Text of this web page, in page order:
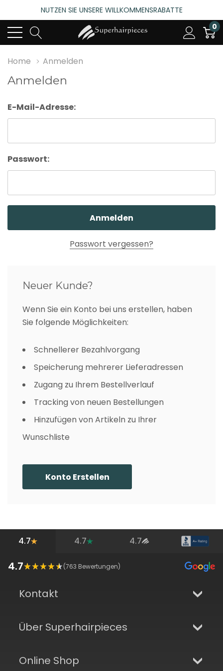
NUTZEN SIE UNSERE WILLKOMMENSRABATTE
4.6
(485 bewertungen)
NUTZEN SIE UNSERE WILLKOMMENSRABATTE
0
Home Anmelden
Anmelden
E-Mail-Adresse:
Passwort:
Passwort vergessen?
Neuer Kunde?
Wenn Sie ein Konto bei uns erstellen, haben
Sie folgende Möglichkeiten:
Schnellerer Bezahlvorgang
Speicherung mehrerer Lieferadressen
Zugang zu Ihrem Bestellverlauf
Tracking von neuen Bestellungen
Hinzufügen von Artikeln zu Ihrer
Wunschliste
Konto Erstellen
4.7 4.7 4.7
4.7 (763 Bewertungen)
Kontakt
Über Superhairpieces
Online Shop